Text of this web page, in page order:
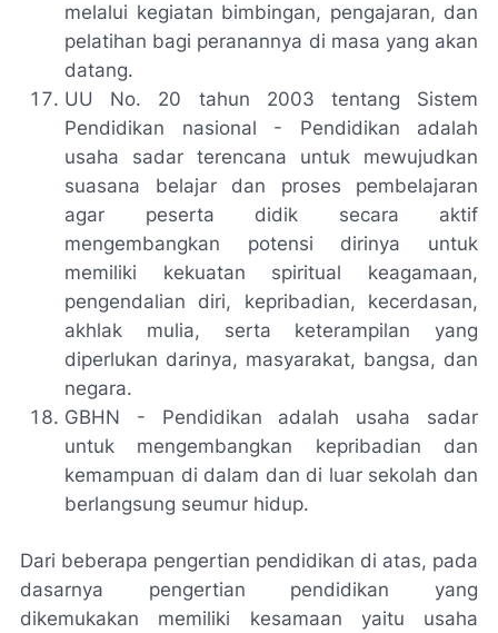
melalui kegiatan bimbingan, pengajaran, dan
pelatihan bagi peranannya di masa yang akan
datang.
UU No. 20 tahun 2003 tentang Sistem
Pendidikan nasional - Pendidikan adalah
usaha sadar terencana untuk mewujudkan
suasana belajar dan proses pembelajaran
agar peserta didik secara aktif
mengembangkan potensi dirinya untuk
memiliki kekuatan spiritual keagamaan,
pengendalian diri, kepribadian, kecerdasan,
akhlak mulia, serta keterampilan yang
diperlukan darinya, masyarakat, bangsa, dan
negara.
GBHN - Pendidikan adalah usaha sadar
untuk mengembangkan kepribadian dan
kemampuan di dalam dan di luar sekolah dan
berlangsung seumur hidup.
Dari beberapa pengertian pendidikan di atas, pada
dasarnya pengertian pendidikan yang
dikemukakan memiliki kesamaan yaitu usaha